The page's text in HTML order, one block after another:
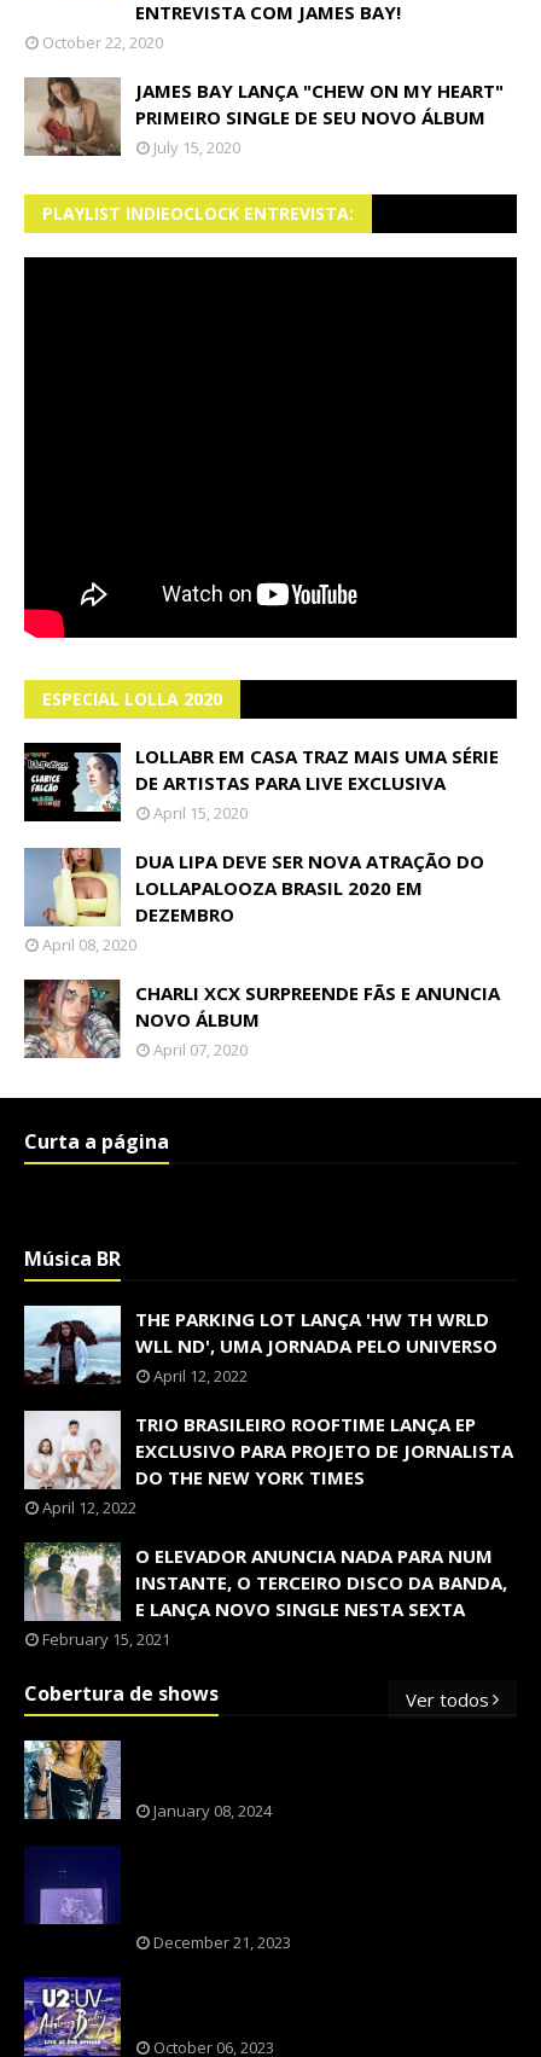
ENTREVISTA COM JAMES BAY!
October 22, 2020
JAMES BAY LANÇA "CHEW ON MY HEART"
PRIMEIRO SINGLE DE SEU NOVO ÁLBUM
July 15, 2020
PLAYLIST INDIEOCLOCK ENTREVISTA:
ESPECIAL LOLLA 2020
LOLLABR EM CASA TRAZ MAIS UMA SÉRIE
DE ARTISTAS PARA LIVE EXCLUSIVA
April 15, 2020
DUA LIPA DEVE SER NOVA ATRAÇÃO DO
LOLLAPALOOZA BRASIL 2020 EM
DEZEMBRO
April 08, 2020
CHARLI XCX SURPREENDE FÃS E ANUNCIA
NOVO ÁLBUM
April 07, 2020
Curta a página
Música BR
THE PARKING LOT LANÇA 'HW TH WRLD
WLL ND', UMA JORNADA PELO UNIVERSO
April 12, 2022
TRIO BRASILEIRO ROOFTIME LANÇA EP
EXCLUSIVO PARA PROJETO DE JORNALISTA
DO THE NEW YORK TIMES
April 12, 2022
O ELEVADOR ANUNCIA NADA PARA NUM
INSTANTE, O TERCEIRO DISCO DA BANDA,
E LANÇA NOVO SINGLE NESTA SEXTA
February 15, 2021
Cobertura de shows Ver todos
January 08, 2024
December 21, 2023
October 06, 2023